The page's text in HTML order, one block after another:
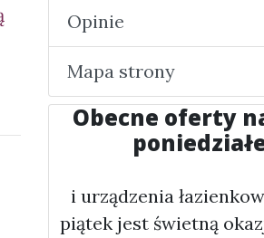
Opinie
Mapa strony
Obecne oferty
i urządzenia
piątek jest świetną